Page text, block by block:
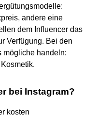
andere eine
dem Influencer das
Verfügung. Bei den
mögliche handeln:
bei Instagram?
kosten